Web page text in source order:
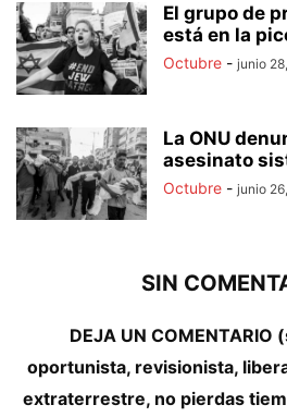
El grupo de
está en la
Octubre - junio
La ONU
asesinato
Octubre - junio
SIN
DEJA UN COMENTARIO
oportunista, revisionista,
extraterrestre, no pierdas